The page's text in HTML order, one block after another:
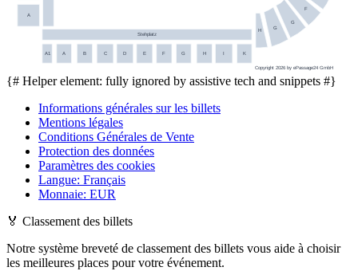
F
G
G
H
Stehplatz
K
I
H
G
F
E
D
C
B
A
A1
A
Copyright 2026 by ePassage24 GmbH
{# Helper element: fully ignored by assistive tech and snippets #}
Informations générales sur les billets
Mentions légales
Conditions Générales de Vente
Protection des données
Paramètres des cookies
Langue: Français
Monnaie: EUR
🏅 Classement des billets
Notre système breveté de classement des billets vous aide à choisir
les meilleures places pour votre événement.